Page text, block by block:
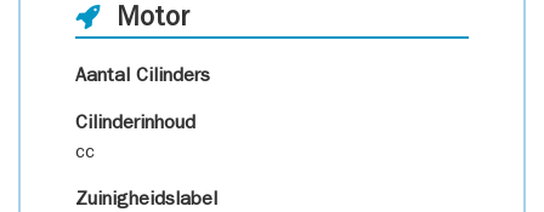
Motor
Aantal Cilinders
Cilinderinhoud
cc
Zuinigheidslabel